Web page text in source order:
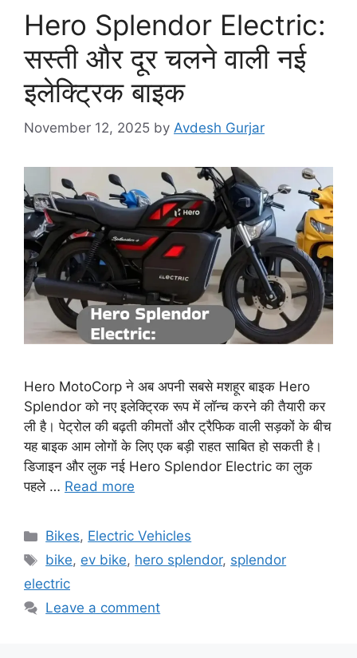
Hero Splendor Electric:
सस्ती और दूर चलने वाली नई
इलेक्ट्रिक बाइक
November 12, 2025 by Avdesh Gurjar
Hero MotoCorp ने अब अपनी सबसे मशहूर बाइक Hero
Splendor को नए इलेक्ट्रिक रूप में लॉन्च करने की तैयारी कर
ली है। पेट्रोल की बढ़ती कीमतों और ट्रैफिक वाली सड़कों के बीच
यह बाइक आम लोगों के लिए एक बड़ी राहत साबित हो सकती है।
डिजाइन और लुक नई Hero Splendor Electric का लुक
पहले … Read more
Categories
Bikes, Electric Vehicles
Tags
bike, ev bike, hero splendor, splendor
electric
Leave a comment